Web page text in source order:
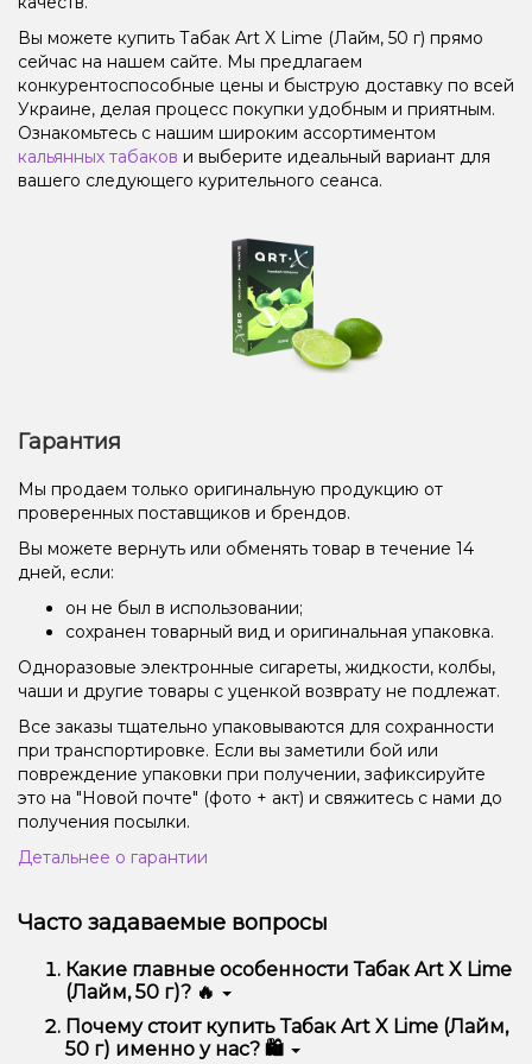
Вы можете купить Табак Art X Lime (Лайм, 50 г) прямо
сейчас на нашем сайте. Мы предлагаем
конкурентоспособные цены и быструю доставку по всей
Украине, делая процесс покупки удобным и приятным.
Ознакомьтесь с нашим широким ассортиментом
кальянных табаков и выберите идеальный вариант для
вашего следующего курительного сеанса.
Гарантия
Мы продаем только оригинальную продукцию от
проверенных поставщиков и брендов.
Вы можете вернуть или обменять товар в течение 14
дней, если:
он не был в использовании;
сохранен товарный вид и оригинальная упаковка.
Одноразовые электронные сигареты, жидкости, колбы,
чаши и другие товары с уценкой возврату не подлежат.
Все заказы тщательно упаковываются для сохранности
при транспортировке. Если вы заметили бой или
повреждение упаковки при получении, зафиксируйте
это на "Новой почте" (фото + акт) и свяжитесь с нами до
получения посылки.
Детальнее о гарантии
Часто задаваемые вопросы
Какие главные особенности Табак Art X Lime
(Лайм, 50 г)? 🔥
Табак Art X Lime (Лайм, 50 г) отличается высоким
качеством, удобством использования и
Почему стоит купить Табак Art X Lime (Лайм,
50 г) именно у нас? 🛍️